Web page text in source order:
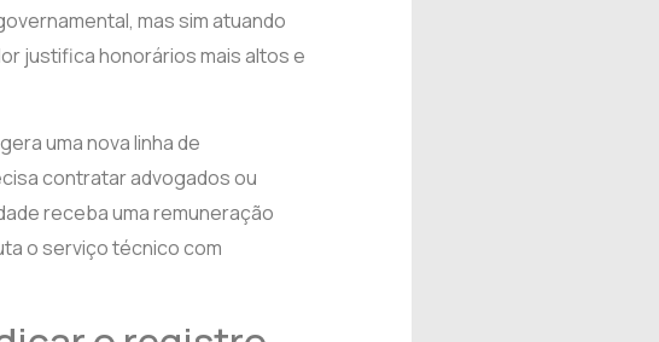
mas sim atuando
justifica honorários mais altos e
uma nova linha de
contratar advogados ou
receba uma remuneração
o serviço técnico com